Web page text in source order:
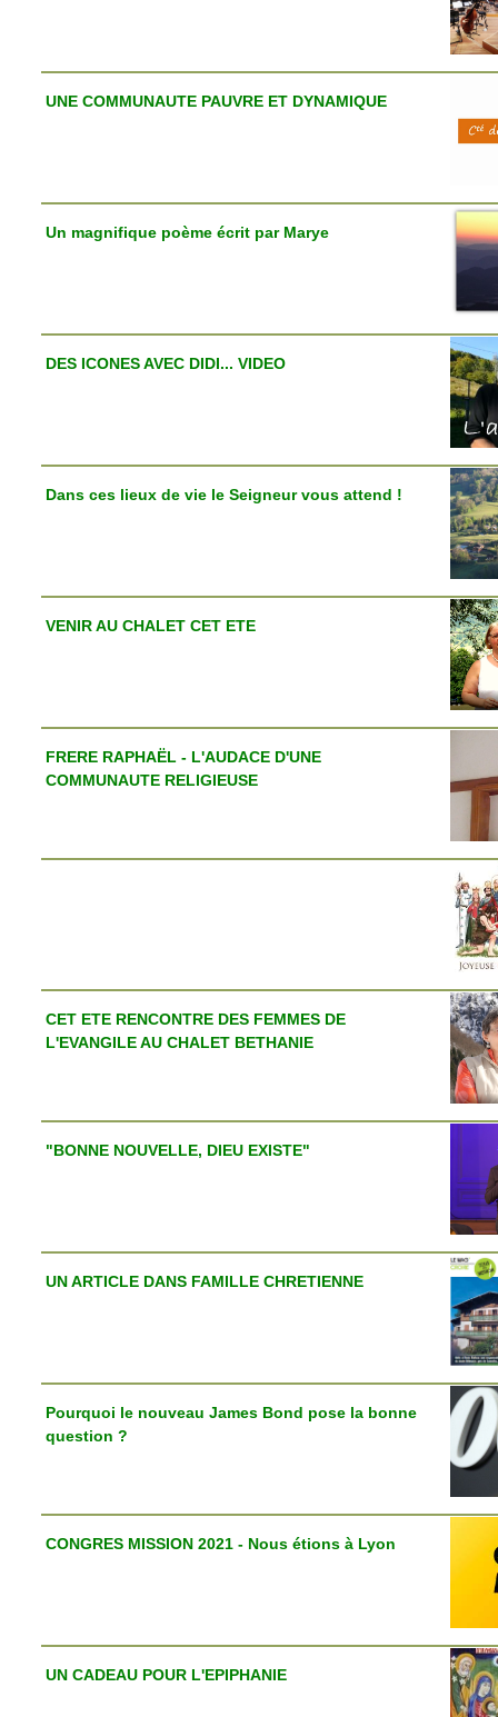
UNE COMMUNAUTE PAUVRE ET DYNAMIQUE
Un magnifique poème écrit par Marye
DES ICONES AVEC DIDI... VIDEO
Dans ces lieux de vie le Seigneur vous attend !
VENIR AU CHALET CET ETE
FRERE RAPHAËL - L'AUDACE D'UNE
COMMUNAUTE RELIGIEUSE
CET ETE RENCONTRE DES FEMMES DE
L'EVANGILE AU CHALET BETHANIE
"BONNE NOUVELLE, DIEU EXISTE"
UN ARTICLE DANS FAMILLE CHRETIENNE
Pourquoi le nouveau James Bond pose la bonne
question ?
CONGRES MISSION 2021 - Nous étions à Lyon
UN CADEAU POUR L'EPIPHANIE